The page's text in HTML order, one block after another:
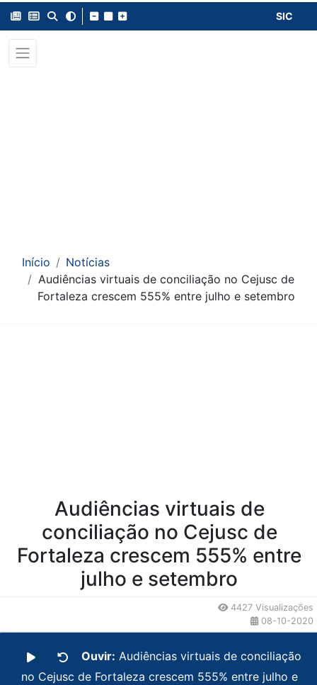
SIC
Início
Notícias
Audiências virtuais de conciliação no Cejusc de
Fortaleza crescem 555% entre julho e setembro
Audiências virtuais de
conciliação no Cejusc de
Fortaleza crescem 555% entre
julho e setembro
4427 Visualizações
08-10-2020
Ouvir: Audiências virtuais de conciliação
no Cejusc de Fortaleza crescem 555% entre julho e